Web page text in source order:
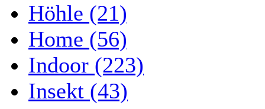
Höhle (21)
Home (56)
Indoor (223)
Insekt (43)